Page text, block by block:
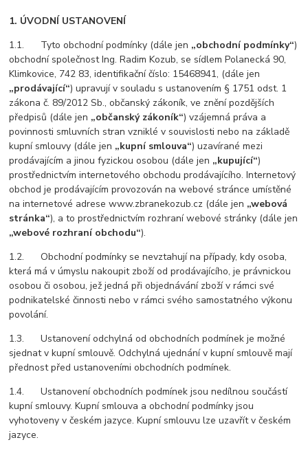
1. ÚVODNÍ USTANOVENÍ
1.1. Tyto obchodní podmínky (dále jen „obchodní podmínky“)
obchodní společnost Ing. Radim Kozub, se sídlem Polanecká 90,
Klimkovice, 742 83, identifikační číslo: 15468941, (dále jen
„prodávající“) upravují v souladu s ustanovením § 1751 odst. 1
zákona č. 89/2012 Sb., občanský zákoník, ve znění pozdějších
předpisů (dále jen „občanský zákoník“) vzájemná práva a
povinnosti smluvních stran vzniklé v souvislosti nebo na základě
kupní smlouvy (dále jen „kupní smlouva“) uzavírané mezi
prodávajícím a jinou fyzickou osobou (dále jen „kupující“)
prostřednictvím internetového obchodu prodávajícího. Internetový
obchod je prodávajícím provozován na webové stránce umístěné
na internetové adrese www.zbranekozub.cz (dále jen „webová
stránka“), a to prostřednictvím rozhraní webové stránky (dále jen
„webové rozhraní obchodu“).
1.2. Obchodní podmínky se nevztahují na případy, kdy osoba,
která má v úmyslu nakoupit zboží od prodávajícího, je právnickou
osobou či osobou, jež jedná při objednávání zboží v rámci své
podnikatelské činnosti nebo v rámci svého samostatného výkonu
povolání.
1.3. Ustanovení odchylná od obchodních podmínek je možné
sjednat v kupní smlouvě. Odchylná ujednání v kupní smlouvě mají
přednost před ustanoveními obchodních podmínek.
1.4. Ustanovení obchodních podmínek jsou nedílnou součástí
kupní smlouvy. Kupní smlouva a obchodní podmínky jsou
vyhotoveny v českém jazyce. Kupní smlouvu lze uzavřít v českém
jazyce.